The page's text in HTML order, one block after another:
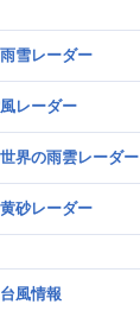
雨雪レーダー
風レーダー
世界の雨雲レーダー
黄砂レーダー
台風情報